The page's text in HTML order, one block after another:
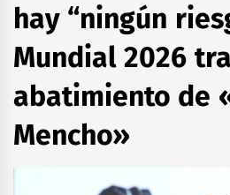
hay “ningún
Mundial 2026
abatimiento de
Mencho»